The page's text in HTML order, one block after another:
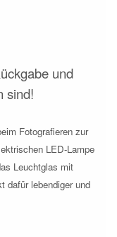
und
sind!
Fotografieren zur
LED-Lampe
Leuchtglas mit
dafür lebendiger und